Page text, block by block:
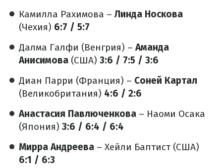
Камилла Рахимова – Линда Носкова
(Чехия) 6:7 / 5:7
Далма Галфи (Венгрия) –Аманда
Анисимова (США) 3:6 / 7:5 / 3:6
Диан Парри (Франция) – Соней Картал
(Великобритания) 4:6 / 2:6
Анастасия Павлюченкова – Наоми Осака
(Япония) 3:6 / 6:4 / 6:4
Мирра Андреева – Хейли Баптист (США)
6:1 / 6:3